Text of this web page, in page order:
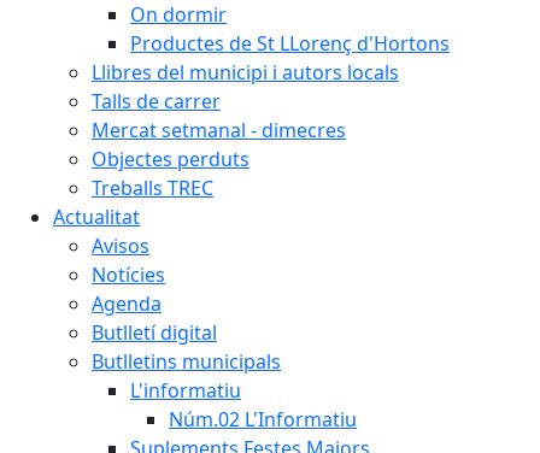
On dormir
Productes de St LLorenç d'Hortons
Llibres del municipi i autors locals
Talls de carrer
Mercat setmanal - dimecres
Objectes perduts
Treballs TREC
Actualitat
Avisos
Notícies
Agenda
Butlletí digital
Butlletins municipals
L'informatiu
Núm.02 L'Informatiu